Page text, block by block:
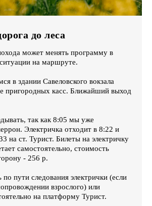
до леса
может менять программу в
на маршруте.
в здании Савеловского вокзала
пригородных касс. Ближайший выход
так как 8:05 мы уже
Электричка отходит в 8:22 и
на ст. Турист. Билеты на электричку
самостоятельно, стоимость
- 256 р.
пути следования электрички (если
взрослого) или
на платформу Турист.